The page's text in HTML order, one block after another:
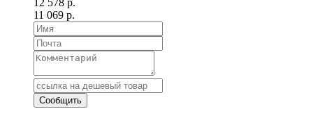
12 578 р.
11 069 р.